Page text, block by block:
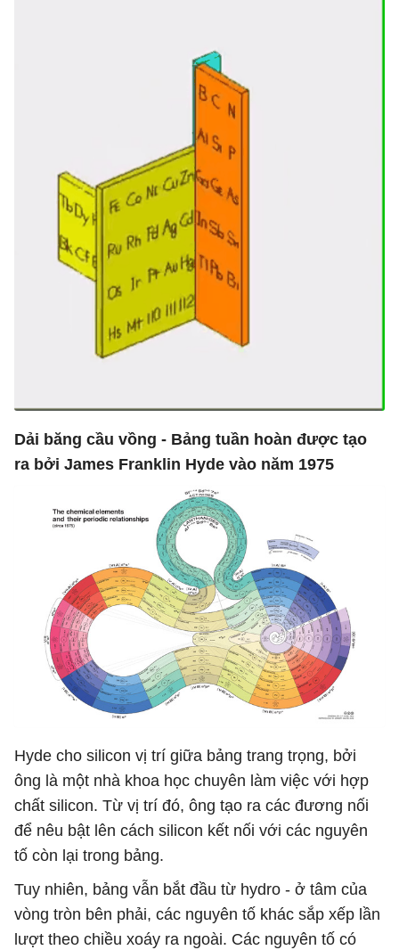
Dải băng cầu vồng - Bảng tuần hoàn được tạo
ra bởi James Franklin Hyde vào năm 1975
Hyde cho silicon vị trí giữa bảng trang trọng, bởi
ông là một nhà khoa học chuyên làm việc với hợp
chất silicon. Từ vị trí đó, ông tạo ra các đương nối
để nêu bật lên cách silicon kết nối với các nguyên
tố còn lại trong bảng.
Tuy nhiên, bảng vẫn bắt đầu từ hydro - ở tâm của
vòng tròn bên phải, các nguyên tố khác sắp xếp lần
lượt theo chiều xoáy ra ngoài. Các nguyên tố có